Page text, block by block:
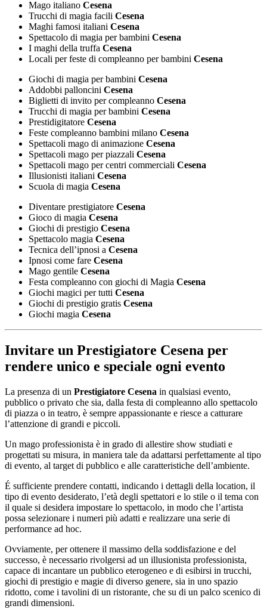
Mago italiano Cesena
Trucchi di magia facili Cesena
Maghi famosi italiani Cesena
Spettacolo di magia per bambini Cesena
I maghi della truffa Cesena
Locali per feste di compleanno per bambini Cesena
Giochi di magia per bambini Cesena
Addobbi palloncini Cesena
Biglietti di invito per compleanno Cesena
Trucchi di magia per bambini Cesena
Prestidigitatore Cesena
Feste compleanno bambini milano Cesena
Spettacoli mago di animazione Cesena
Spettacoli mago per piazzali Cesena
Spettacoli mago per centri commerciali Cesena
Illusionisti italiani Cesena
Scuola di magia Cesena
Diventare prestigiatore Cesena
Gioco di magia Cesena
Giochi di prestigio Cesena
Spettacolo magia Cesena
Tecnica dell’ipnosi a Cesena
Ipnosi come fare Cesena
Mago gentile Cesena
Festa compleanno con giochi di Magia Cesena
Giochi magici per tutti Cesena
Giochi di prestigio gratis Cesena
Giochi magia Cesena
Invitare un Prestigiatore Cesena per
rendere unico e speciale ogni evento
La presenza di un Prestigiatore Cesena in qualsiasi evento,
pubblico o privato che sia, dalla festa di compleanno allo spettacolo
di piazza o in teatro, è sempre appassionante e riesce a catturare
l’attenzione di grandi e piccoli.
Un mago professionista è in grado di allestire show studiati e
progettati su misura, in maniera tale da adattarsi perfettamente al tipo
di evento, al target di pubblico e alle caratteristiche dell’ambiente.
É sufficiente prendere contatti, indicando i dettagli della location, il
tipo di evento desiderato, l’età degli spettatori e lo stile o il tema con
il quale si desidera impostare lo spettacolo, in modo che l’artista
possa selezionare i numeri più adatti e realizzare una serie di
performance ad hoc.
Ovviamente, per ottenere il massimo della soddisfazione e del
successo, è necessario rivolgersi ad un illusionista professionista,
capace di incantare un pubblico eterogeneo e di esibirsi in trucchi,
giochi di prestigio e magie di diverso genere, sia in uno spazio
ridotto, come i tavolini di un ristorante, che su di un palco scenico di
grandi dimensioni.